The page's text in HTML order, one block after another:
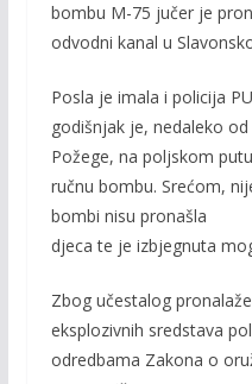
bombu M-75 jučer je
odvodni kanal u
Posla je imala i policija
godišnjak je, nedaleko
Požege, na poljskom
ručnu bombu. Srećom,
bombi nisu pronašla
djeca te je izbjegnuta
Zbog učestalog
eksplozivnih sredstava
odredbama Zakona o